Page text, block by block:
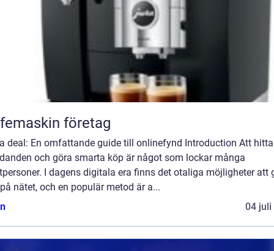
företag
deal: En omfattande guide till onlinefynd Introduction Att
och göra smarta köp är något som lockar många
I dagens digitala era finns det otaliga möjligheter att
nätet, och en populär metod är a...
04 juli